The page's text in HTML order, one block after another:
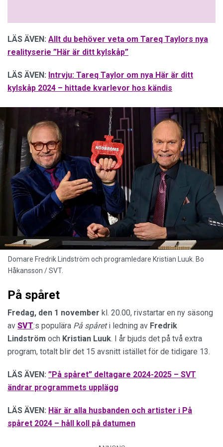
LÄS ÄVEN: Allt du behöver veta om Tareq Taylors nya
realityserie ”Här är ditt kylskåp”
LÄS ÄVEN: Intrvju: Tareq Taylor om nya Här är ditt
kylskåp 2024 – hittade kvarlevor hos kändis
Domare Fredrik Lindström och programledare Kristian Luuk. Bo
Håkansson / SVT.
På spåret
Fredag, den 1 november kl. 20.00, rivstartar en ny säsong
av SVT:s populära På spåreti ledning av Fredrik
Lindström och Kristian Luuk. I år bjuds det på två extra
program, totalt blir det 15 avsnitt istället för de tidigare 13.
LÄS ÄVEN: ”På spåret” deltagare 2024-2025 – SVT
ändrar programmets upplägg
LÄS ÄVEN: Här är alla husbanden och artister i På
spåret 2024 – håll koll på datumen